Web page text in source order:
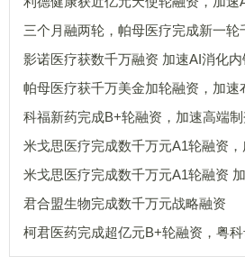
三个月融两轮，帕母医疗完成新一轮
影诺医疗获数千万融资 加
帕母医疗获千万美金加轮融资，加速
科福新药完成B+轮融资，加速高端
米戈思医疗完成数千万元A1轮融资
米戈思医疗完成数千万元A1轮融资
君合盟生物完成数千万元战略融资
柯君医药完成超亿元B+轮融资，粤